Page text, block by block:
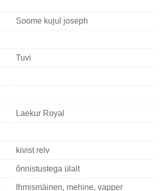
Soome kujul joseph
Tuvi
Laekur Royal
kivist relv
õnnistustega ülalt
Ihmismäinen, mehine, vapper